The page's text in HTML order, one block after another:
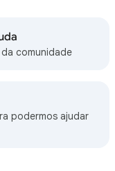
comunidade
podermos ajudar